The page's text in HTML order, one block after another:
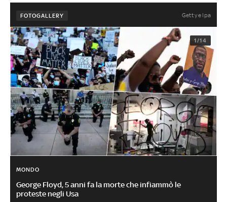
FOTOGALLERY Getty e Ipa
1/14
MONDO
George Floyd, 5 anni fa la morte che infiammò le
proteste negli Usa